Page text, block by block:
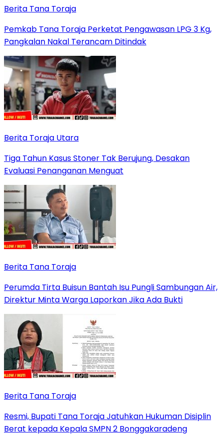
Berita Tana Toraja
Pemkab Tana Toraja Perketat Pengawasan LPG 3 Kg,
Pangkalan Nakal Terancam Ditindak
Berita Toraja Utara
Tiga Tahun Kasus Stoner Tak Berujung, Desakan
Evaluasi Penanganan Menguat
Berita Tana Toraja
Perumda Tirta Buisun Bantah Isu Pungli Sambungan Air,
Direktur Minta Warga Laporkan Jika Ada Bukti
Berita Tana Toraja
Resmi, Bupati Tana Toraja Jatuhkan Hukuman Disiplin
Berat kepada Kepala SMPN 2 Bonggakaradeng